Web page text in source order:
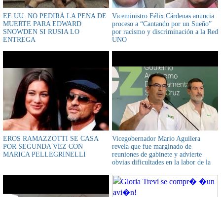
EE.UU. NO PEDIRÁ LA PENA DE
MUERTE PARA EDWARD
SNOWDEN SI RUSIA LO
ENTREGA
Viceministro Félix Cárdenas anuncia
proceso a “Cantando por un Sueño”
por racismo y discriminación a la Red
UNO
EROS RAMAZZOTTI SE CASA
POR SEGUNDA VEZ CON
MARICA PELLEGRINELLI
Vicegobernador Mario Aguilera
revela que fue marginado de
reuniones de gabinete y advierte
obvias dificultades en la labor de la
de Camacho